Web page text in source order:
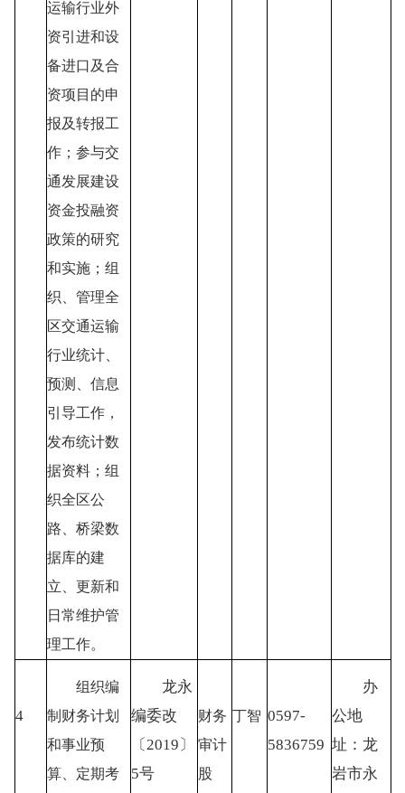
运输行业外
资引进和设
备进口及合
资项目的申
报及转报工
作；参与交
通发展建设
资金投融资
政策的研究
和实施；组
织、管理全
区交通运输
行业统计、
预测、信息
引导工作，
发布统计数
据资料；组
织全区公
路、桥梁数
据库的建
立、更新和
日常维护管
理工作。
4
组织编
制财务计划
和事业预
算、定期考
龙永
编委改
〔 2019〕
5号
财务
审计
股
丁智 0597-
5836759
办
公地
址：龙
岩市永